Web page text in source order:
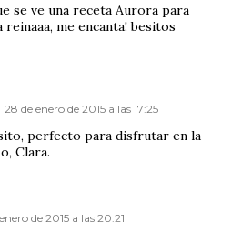
se ve una receta Aurora para
me encanta! besitos
28 de enero de 2015 a las 17:25
perfecto para disfrutar en la
Clara.
de 2015 a las 20:21